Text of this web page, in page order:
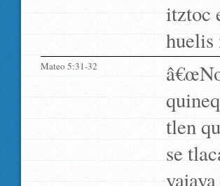
itztoc
huelis
Mateo 5:31-32
tlen
se